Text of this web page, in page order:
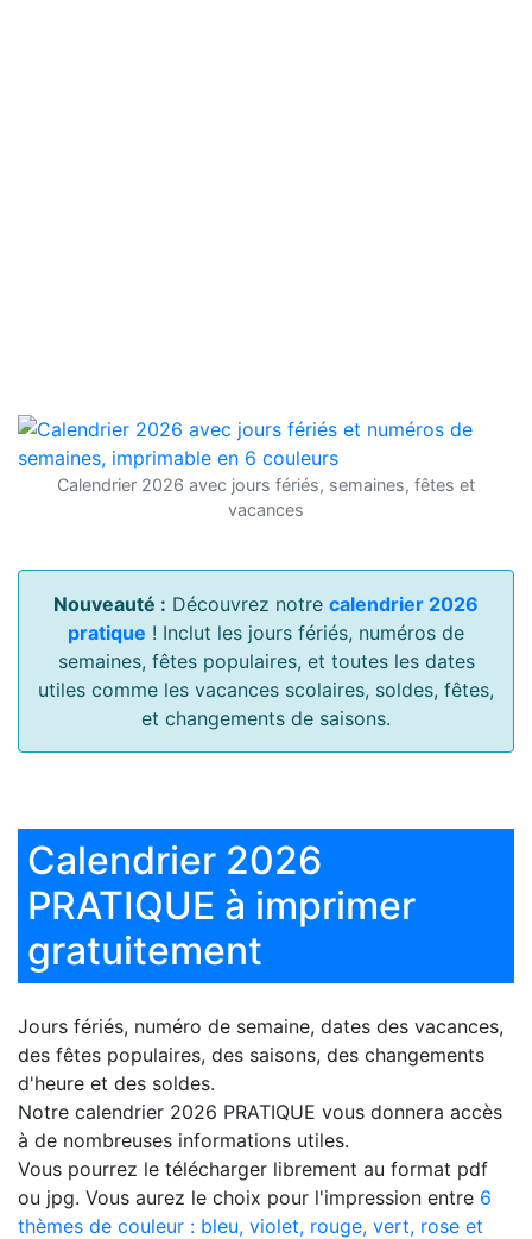
Calendrier 2026 avec jours fériés, semaines, fêtes et
vacances
Nouveauté : Découvrez notre calendrier 2026
pratique ! Inclut les jours fériés, numéros de
semaines, fêtes populaires, et toutes les dates
utiles comme les vacances scolaires, soldes, fêtes,
et changements de saisons.
Calendrier 2026
PRATIQUE à imprimer
gratuitement
Jours fériés, numéro de semaine, dates des vacances,
des fêtes populaires, des saisons, des changements
d'heure et des soldes.
Notre calendrier 2026 PRATIQUE vous donnera accès
à de nombreuses informations utiles.
Vous pourrez le télécharger librement au format pdf
ou jpg. Vous aurez le choix pour l'impression entre 6
thèmes de couleur : bleu, violet, rouge, vert, rose et